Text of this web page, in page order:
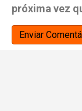
próxima vez